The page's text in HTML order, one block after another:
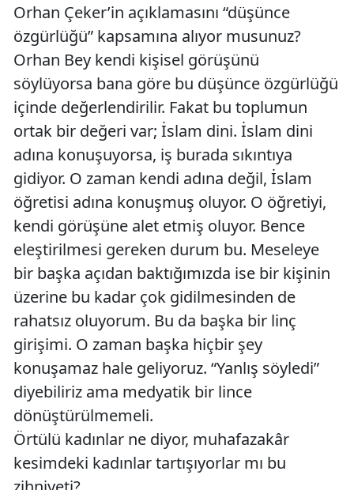
Orhan Çeker’in açıklamasını “düşünce
özgürlüğü” kapsamına alıyor musunuz?
Orhan Bey kendi kişisel görüşünü
söylüyorsa bana göre bu düşünce özgürlüğü
içinde değerlendirilir. Fakat bu toplumun
ortak bir değeri var; İslam dini. İslam dini
adına konuşuyorsa, iş burada sıkıntıya
gidiyor. O zaman kendi adına değil, İslam
öğretisi adına konuşmuş oluyor. O öğretiyi,
kendi görüşüne alet etmiş oluyor. Bence
eleştirilmesi gereken durum bu. Meseleye
bir başka açıdan baktığımızda ise bir kişinin
üzerine bu kadar çok gidilmesinden de
rahatsız oluyorum. Bu da başka bir linç
girişimi. O zaman başka hiçbir şey
konuşamaz hale geliyoruz. “Yanlış söyledi”
diyebiliriz ama medyatik bir lince
dönüştürülmemeli.
Örtülü kadınlar ne diyor, muhafazakâr
kesimdeki kadınlar tartışıyorlar mı bu